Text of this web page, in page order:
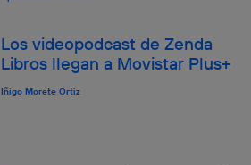
Los videopodcast de Zenda
Libros llegan a Movistar Plus+
Iñigo Morete Ortiz